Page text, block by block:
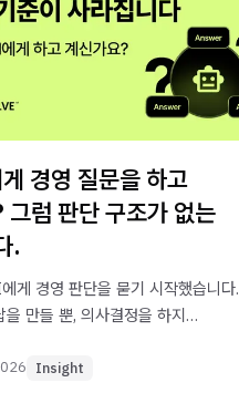
경영 질문을 하고
그럼 판단 구조가 없는
.
게 경영 판단을 묻기 시작했습니다.
만들 뿐, 의사결정을 하지
설명합니다.
Insight